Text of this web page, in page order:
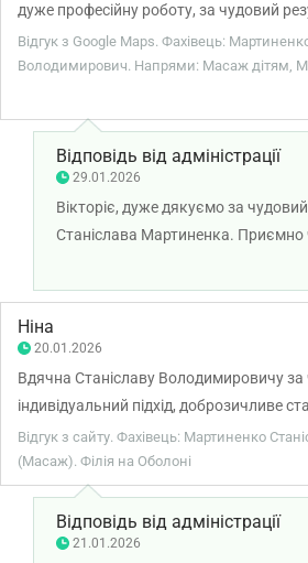
дуже професійну роботу, за чудовий
лікування, за класну атмосферу і
дуже сильно вдячна!
Відгук з Google Maps. Фахівець:
Володимирович. Напрями: Масаж дітям,
Відповідь від адміністрації
29.01.2026
Вікторіє, дуже дякуємо за
Станіслава Мартиненка. Приємно
залишились задоволені візитом
Бажаємо вам міцного здоров'я!
Ніна
20.01.2026
Вдячна Станіславу Володимировичу
індивідуальний підхід, доброзичливе
Відгук з сайту. Фахівець: Мартиненко
(Масаж). Філія на Оболоні
Відповідь від адміністрації
21.01.2026